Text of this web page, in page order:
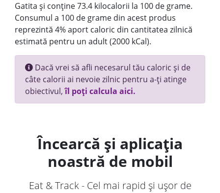
Gatita și conține 73.4 kilocalorii la 100 de grame.
Consumul a 100 de grame din acest produs
reprezintă 4% aport caloric din cantitatea zilnică
estimată pentru un adult (2000 kCal).
Dacă vrei să afli necesarul tău caloric și de
câte calorii ai nevoie zilnic pentru a-ți atinge
obiectivul,îl poți calcula aici.
Încearcă și aplicația
noastră de mobil
Eat & Track - Cel mai rapid și ușor de